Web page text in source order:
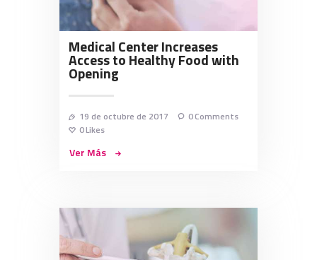
Medical Center Increases
Access to Healthy Food with
Opening
19 de octubre de 2017 0Comments
0Likes
Ver Más